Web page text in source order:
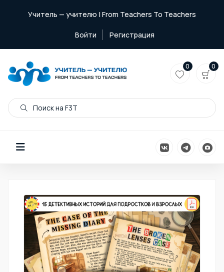
Учитель — учителю | From Teachers To Teachers
Войти Регистрация
Поиск на F3T
0 0